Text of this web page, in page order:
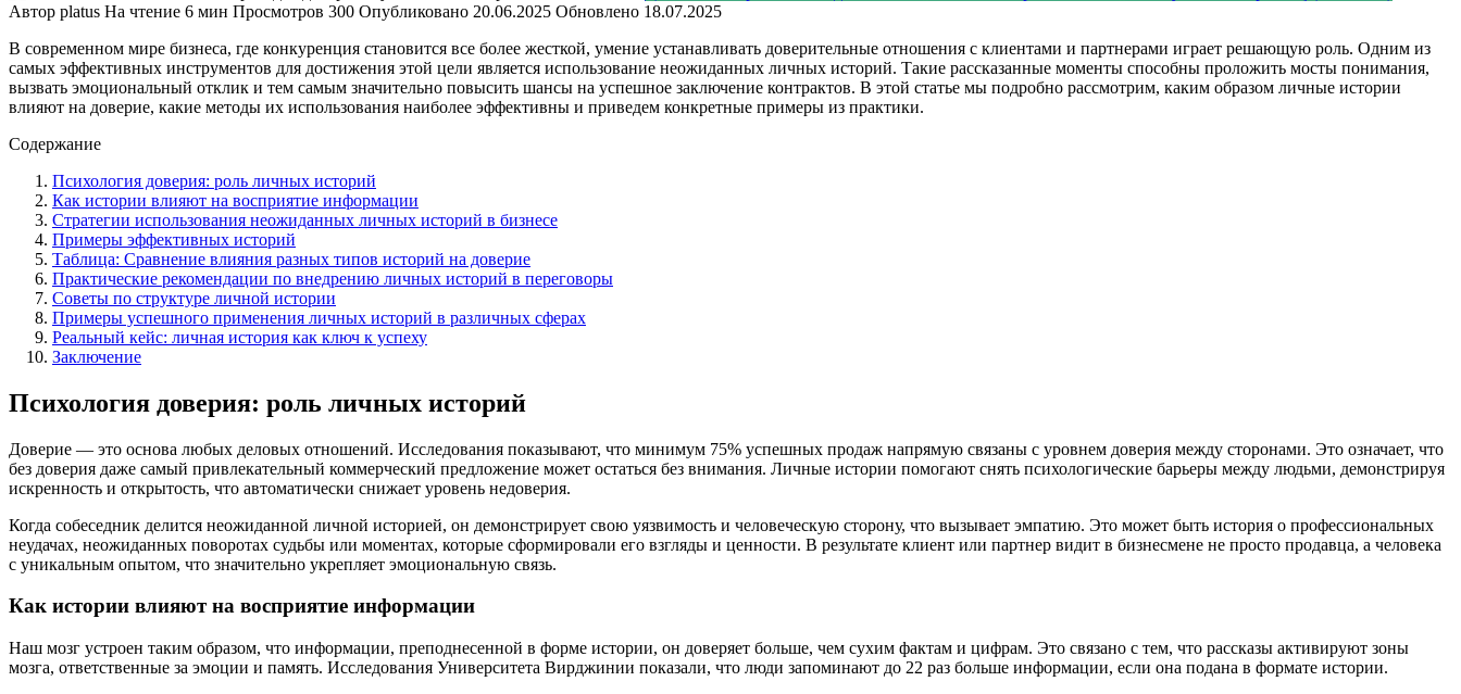
Автор platus На чтение 6 мин Просмотров 300 Опубликовано 20.06.2025 Обновлено 18.07.2025
В современном мире бизнеса, где конкуренция становится все более жесткой, умение устанавливать доверительные отношения с клиентами и партнерами играет решающую роль. Одним из
самых эффективных инструментов для достижения этой цели является использование неожиданных личных историй. Такие рассказанные моменты способны проложить мосты понимания,
вызвать эмоциональный отклик и тем самым значительно повысить шансы на успешное заключение контрактов. В этой статье мы подробно рассмотрим, каким образом личные истории
влияют на доверие, какие методы их использования наиболее эффективны и приведем конкретные примеры из практики.
Содержание
Психология доверия: роль личных историй
Как истории влияют на восприятие информации
Стратегии использования неожиданных личных историй в бизнесе
Примеры эффективных историй
Таблица: Сравнение влияния разных типов историй на доверие
Практические рекомендации по внедрению личных историй в переговоры
Советы по структуре личной истории
Примеры успешного применения личных историй в различных сферах
Реальный кейс: личная история как ключ к успеху
Заключение
Психология доверия: роль личных историй
Доверие — это основа любых деловых отношений. Исследования показывают, что минимум 75% успешных продаж напрямую связаны с уровнем доверия между сторонами. Это означает, что
без доверия даже самый привлекательный коммерческий предложение может остаться без внимания. Личные истории помогают снять психологические барьеры между людьми, демонстрируя
искренность и открытость, что автоматически снижает уровень недоверия.
Когда собеседник делится неожиданной личной историей, он демонстрирует свою уязвимость и человеческую сторону, что вызывает эмпатию. Это может быть история о профессиональных
неудачах, неожиданных поворотах судьбы или моментах, которые сформировали его взгляды и ценности. В результате клиент или партнер видит в бизнесмене не просто продавца, а человека
с уникальным опытом, что значительно укрепляет эмоциональную связь.
Как истории влияют на восприятие информации
Наш мозг устроен таким образом, что информации, преподнесенной в форме истории, он доверяет больше, чем сухим фактам и цифрам. Это связано с тем, что рассказы активируют зоны
мозга, ответственные за эмоции и память. Исследования Университета Вирджинии показали, что люди запоминают до 22 раз больше информации, если она подана в формате истории.